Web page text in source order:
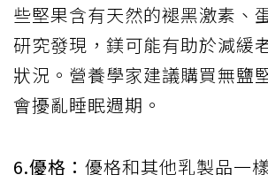
些堅果含有天然的褪黑激素、
研究發現，鎂可能有助於減緩
狀況。營養學家建議購買無鹽
會擾亂睡眠週期。
6.優格： 優格和其他乳製品一